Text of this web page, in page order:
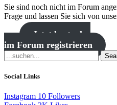
Sie sind noch nicht im Forum
Frage und lassen Sie sich von
Jetzt kostenlos
im Forum registrieren
Social Links
Instagram 10 Followers